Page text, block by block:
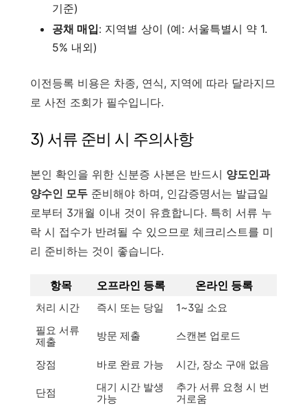
기준)
공채 매입: 지역별 상이 (예: 서울특별시 약 1.
5% 내외)
이전등록 비용은 차종, 연식, 지역에 따라 달라지므
로 사전 조회가 필수입니다.
3) 서류 준비 시 주의사항
본인 확인을 위한 신분증 사본은 반드시 양도인과
양수인 모두 준비해야 하며, 인감증명서는 발급일
로부터 3개월 이내 것이 유효합니다. 특히 서류 누
락 시 접수가 반려될 수 있으므로 체크리스트를 미
리 준비하는 것이 좋습니다.
항목 오프라인 등록 온라인 등록
처리 시간 즉시 또는 당일
1~3일 소요
필요 서류
제출
방문 제출 스캔본 업로드
장점 바로 완료 가능 시간, 장소 구애 없음
단점
대기 시간 발생
가능
추가 서류 요청 시 번
거로움